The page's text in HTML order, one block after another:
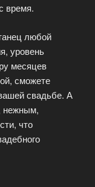
время.
любой
уровень
месяцев
сможете
свадьбе. А
нежным,
что